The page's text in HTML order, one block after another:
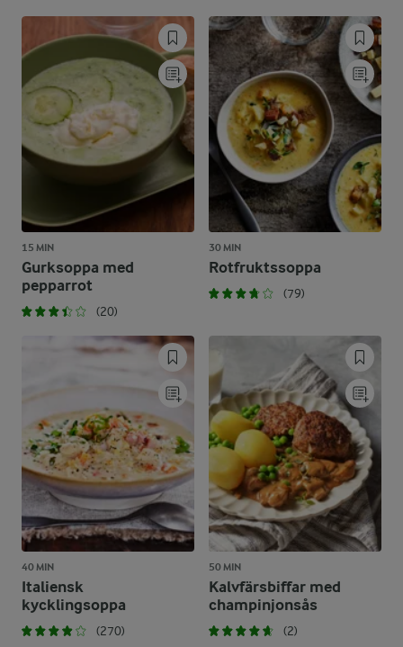
15 MIN
Gurksoppa med
pepparrot
(20)
30 MIN
Rotfruktssoppa
(79)
40 MIN
Italiensk
kycklingsoppa
(270)
50 MIN
Kalvfärsbiffar med
champinjonsås
(2)